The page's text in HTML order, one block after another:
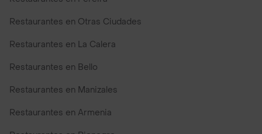
Restaurantes en Otras Ciudades
Restaurantes en La Calera
Restaurantes en Bello
Restaurantes en Manizales
Restaurantes en Armenia